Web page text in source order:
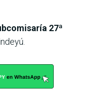
27ª